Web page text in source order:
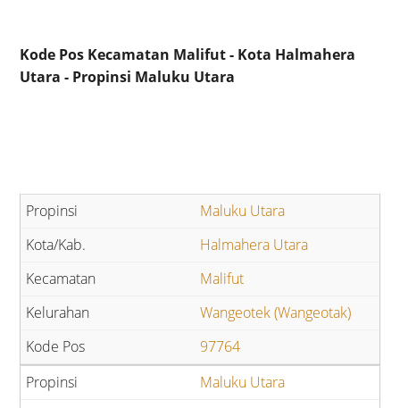
Kode Pos Kecamatan Malifut - Kota Halmahera
Utara - Propinsi Maluku Utara
Maluku Utara
Halmahera Utara
Malifut
Wangeotek (Wangeotak)
97764
Maluku Utara